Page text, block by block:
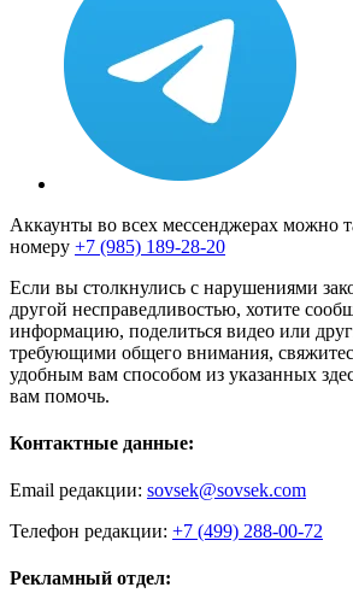
Аккаунты во всех мессенджерах можно
номеру +7 (985) 189-28-20
Если вы столкнулись с нарушениями
другой несправедливостью, хотите
информацию, поделиться видео или
требующими общего внимания,
удобным вам способом из указанных
вам помочь.
Контактные данные:
Email редакции: sovsek@sovsek.com
Телефон редакции: +7 (499) 288-00-72
Рекламный отдел: